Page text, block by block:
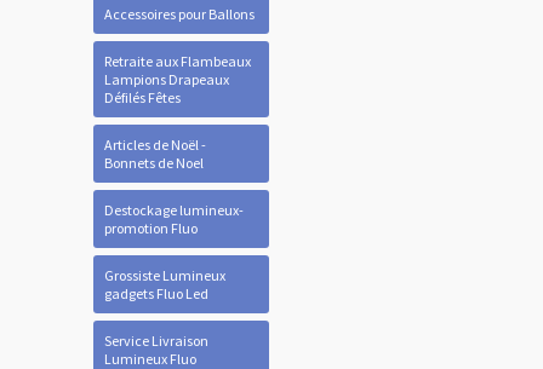
Accessoires pour Ballons
Retraite aux Flambeaux
Lampions Drapeaux
Défilés Fêtes
Articles de Noël -
Bonnets de Noel
Destockage lumineux-
promotion Fluo
Grossiste Lumineux
gadgets Fluo Led
Service Livraison
Lumineux Fluo